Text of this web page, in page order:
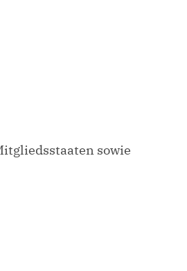
sowie